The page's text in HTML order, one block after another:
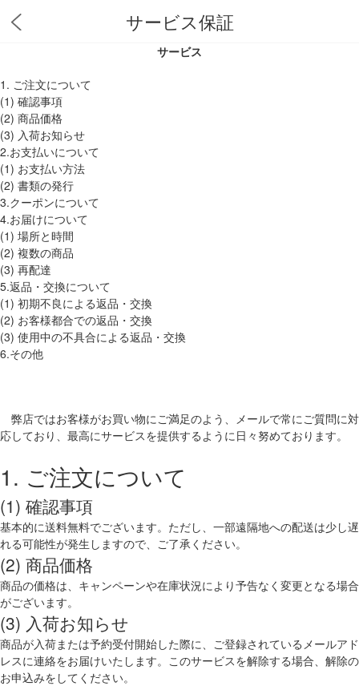
サービス保証
サービス
1. ご注文について
(1) 確認事項
(2) 商品価格
(3) 入荷お知らせ
2.お支払いについて
(1) お支払い方法
(2) 書類の発行
3.クーポンについて
4.お届けについて
(1) 場所と時間
(2) 複数の商品
(3) 再配達
5.返品・交換について
(1) 初期不良による返品・交換
(2) お客様都合での返品・交換
(3) 使用中の不具合による返品・交換
6.その他
弊店ではお客様がお買い物にご満足のよう、メールで常にご質問に対
応しており、最高にサービスを提供するように日々努めております。
1. ご注文について
(1) 確認事項
基本的に送料無料でございます。ただし、一部遠隔地への配送は少し遅
れる可能性が発生しますので、ご了承ください。
(2) 商品価格
商品の価格は、キャンペーンや在庫状況により予告なく変更となる場合
がございます。
(3) 入荷お知らせ
商品が入荷または予約受付開始した際に、ご登録されているメールアド
レスに連絡をお届けいたします。このサービスを解除する場合、解除の
お申込みをしてください。